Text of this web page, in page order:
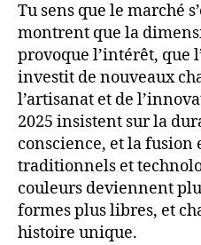
Tu sens que le marché
montrent que la
provoque l’intérêt, que
investit de nouveaux
l’artisanat et de
2025 insistent sur la
conscience, et la
traditionnels et
couleurs deviennent
formes plus libres, et
histoire unique.